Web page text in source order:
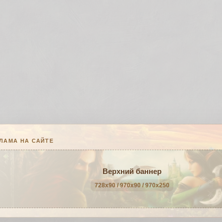
НА САЙТЕ
Верхний баннер
728x90 / 970x90 / 970x250